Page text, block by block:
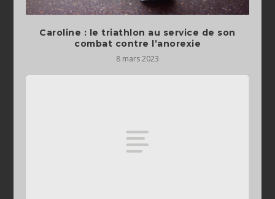
Caroline : le triathlon au service de son
combat contre l’anorexie
8 mars 2023